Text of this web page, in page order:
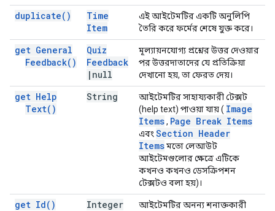
duplicate( )
Time
Item
এই আইটেমটির একটি অনুলিপি
তৈরি করে ফর্মের শেষে যুক্ত করে।
get General
Feedback( )
Quiz
Feedback
| null
মূল্যায়নযোগ্য প্রশ্নের উত্তর দেওয়ার
পর উত্তরদাতাদের যে প্রতিক্রিয়া
দেখানো হয়, তা ফেরত দেয়।
get Help
Text( )
String
আইটেমটির সাহায্যকারী টেক্সট
(help text) পাওয়া যায় ( Image
Items, Page Break Items
এবং Section Header
Itemsমতো লেআউট
আইটেমগুলোর ক্ষেত্রে এটিকে
কখনও কখনও ডেসক্রিপশন
টেক্সটও বলা হয়)।
get Id( ) Integer
আইটেমটির অনন্য শনাক্তকারী